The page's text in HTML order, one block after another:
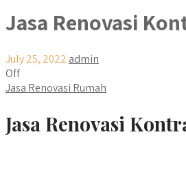
Jasa Renovasi
July 25, 2022 admin
Off
Jasa Renovasi Rumah
Jasa Renovasi